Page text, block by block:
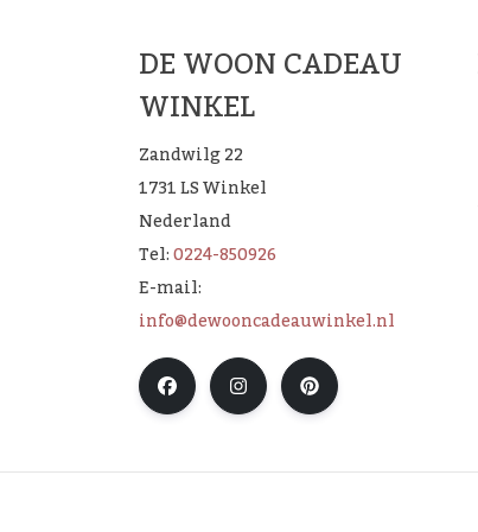
DE WOON CADEAU
WINKEL
Zandwilg 22
1731 LS Winkel
Nederland
Tel:0224-850926
E-mail:
info@dewooncadeauwinkel.nl